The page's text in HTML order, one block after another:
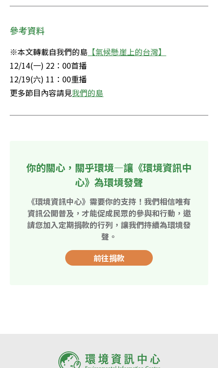
參考資料
※本文轉載自我們的島 【氣候懸崖上的台灣】
12/14(一) 22：00首播
12/19(六) 11：00重播
更多節目內容請見我們的島
你的關心，關乎環境—讓《環境資訊中
心》為環境發聲
《環境資訊中心》需要你的支持！我們相信唯有
資訊公開普及，才能促成民眾的參與和行動，邀
請您加入定期捐款的行列，讓我們持續為環境發
聲。
前往捐款